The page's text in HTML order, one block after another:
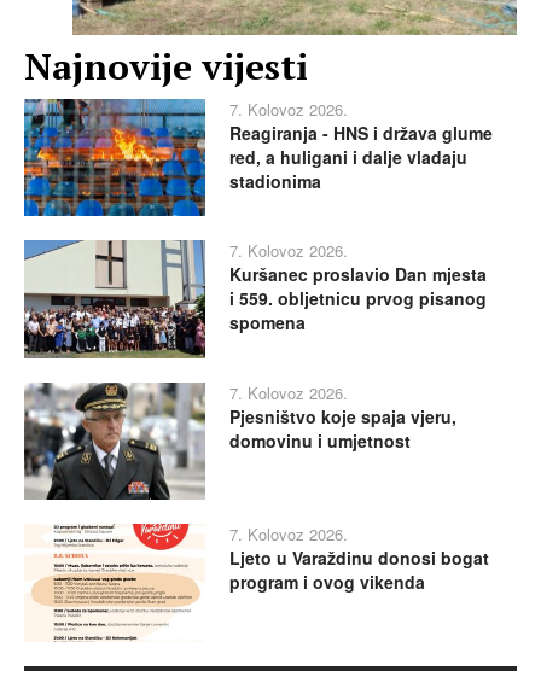
Najnovije vijesti
7. Kolovoz 2026.
Reagiranja - HNS i država glume
red, a huligani i dalje vladaju
stadionima
7. Kolovoz 2026.
Kuršanec proslavio Dan mjesta
i 559. obljetnicu prvog pisanog
spomena
7. Kolovoz 2026.
Pjesništvo koje spaja vjeru,
domovinu i umjetnost
7. Kolovoz 2026.
Ljeto u Varaždinu donosi bogat
program i ovog vikenda